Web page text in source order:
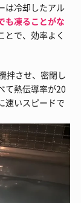
は冷却したアル
も凍ることがな
とで、効率よく
拌させ、密閉し
て熱伝導率が20
速いスピードで